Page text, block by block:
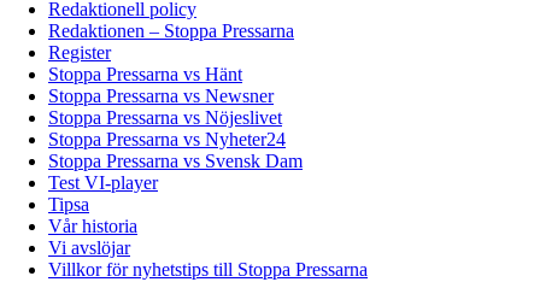
Redaktionell policy
Redaktionen – Stoppa Pressarna
Register
Stoppa Pressarna vs Hänt
Stoppa Pressarna vs Newsner
Stoppa Pressarna vs Nöjeslivet
Stoppa Pressarna vs Nyheter24
Stoppa Pressarna vs Svensk Dam
Test VI-player
Tipsa
Vår historia
Vi avslöjar
Villkor för nyhetstips till Stoppa Pressarna